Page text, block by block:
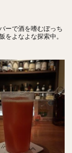
ーで酒を嗜むぼっち
をよなよな探索中。